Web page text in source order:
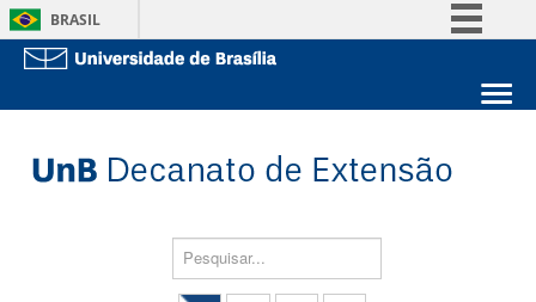
BRASIL
Acesso à informação
Estude na UnB
Pesquisar...